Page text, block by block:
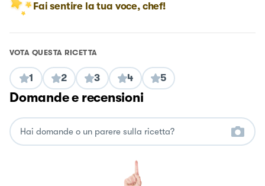
Fai sentire la tua voce, chef!
VOTA QUESTA RICETTA
1 2 3 4 5
Domande e recensioni